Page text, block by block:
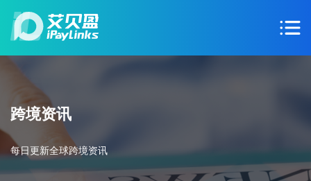
跨境资讯
每日更新全球跨境资讯